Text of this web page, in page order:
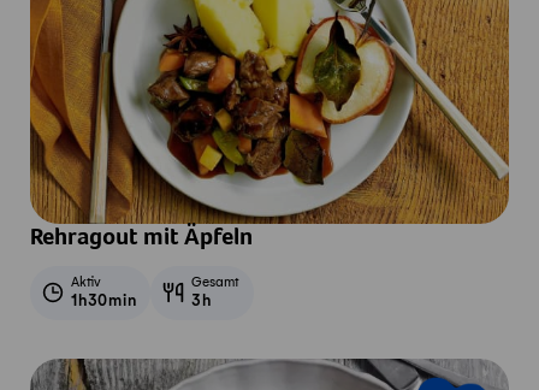
Rehragout mit Äpfeln
Aktiv
1h30min
Gesamt
3h